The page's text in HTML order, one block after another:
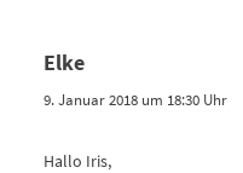
Elke
9. Januar 2018 um 18:30 Uhr
Hallo Iris,